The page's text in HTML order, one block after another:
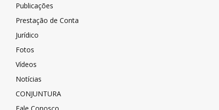
Publicações
Prestação de Conta
Jurídico
Fotos
Vídeos
Notícias
CONJUNTURA
Fale Conosco